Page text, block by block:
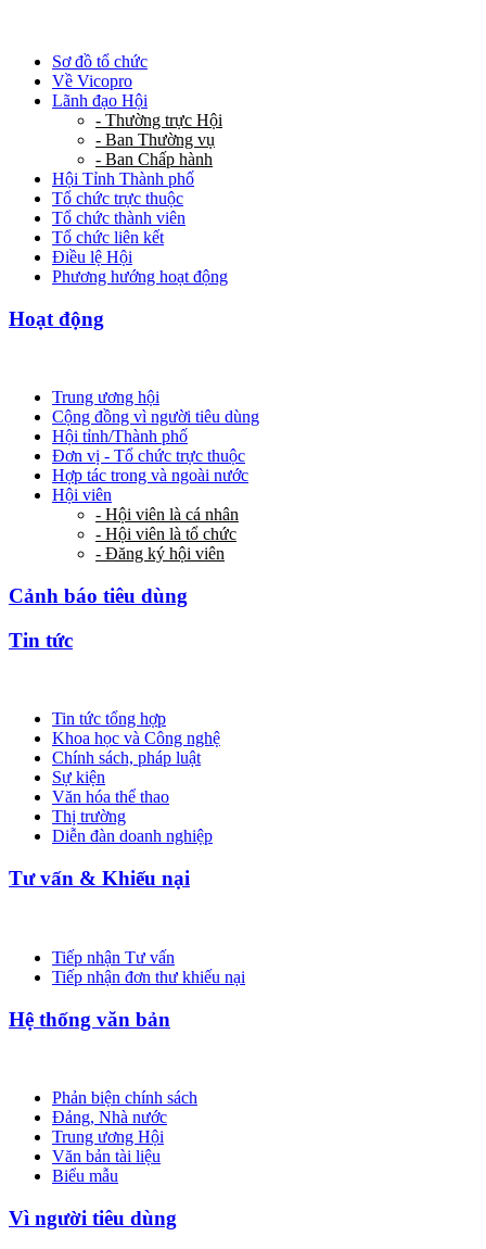
Sơ đồ tổ chức
Về Vicopro
Lãnh đạo Hội
- Thường trực Hội
- Ban Thường vụ
- Ban Chấp hành
Hội Tỉnh Thành phố
Tổ chức trực thuộc
Tổ chức thành viên
Tổ chức liên kết
Điều lệ Hội
Phương hướng hoạt động
Hoạt động
Trung ương hội
Cộng đồng vì người tiêu dùng
Hội tỉnh/Thành phố
Đơn vị - Tổ chức trực thuộc
Hợp tác trong và ngoài nước
Hội viên
- Hội viên là cá nhân
- Hội viên là tổ chức
- Đăng ký hội viên
Cảnh báo tiêu dùng
Tin tức
Tin tức tổng hợp
Khoa học và Công nghệ
Chính sách, pháp luật
Sự kiện
Văn hóa thể thao
Thị trường
Diễn đàn doanh nghiệp
Tư vấn & Khiếu nại
Tiếp nhận Tư vấn
Tiếp nhận đơn thư khiếu nại
Hệ thống văn bản
Phản biện chính sách
Đảng, Nhà nước
Trung ương Hội
Văn bản tài liệu
Biểu mẫu
Vì người tiêu dùng